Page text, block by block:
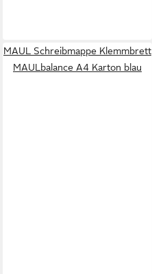
MAUL Schreibmappe Klemmbrett
MAULbalance A4 Karton blau